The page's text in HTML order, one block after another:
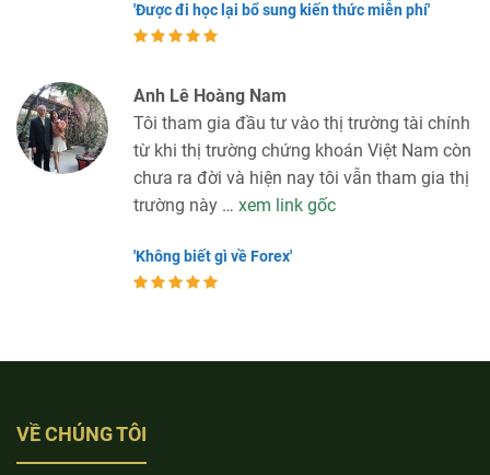
'Được đi học lại bổ sung kiến thức miễn phí'
Anh Lê Hoàng Nam
Tôi tham gia đầu tư vào thị trường tài chính
từ khi thị trường chứng khoán Việt Nam còn
chưa ra đời và hiện nay tôi vẫn tham gia thị
trường này … xem link gốc
'Không biết gì về Forex'
VỀ CHÚNG TÔI